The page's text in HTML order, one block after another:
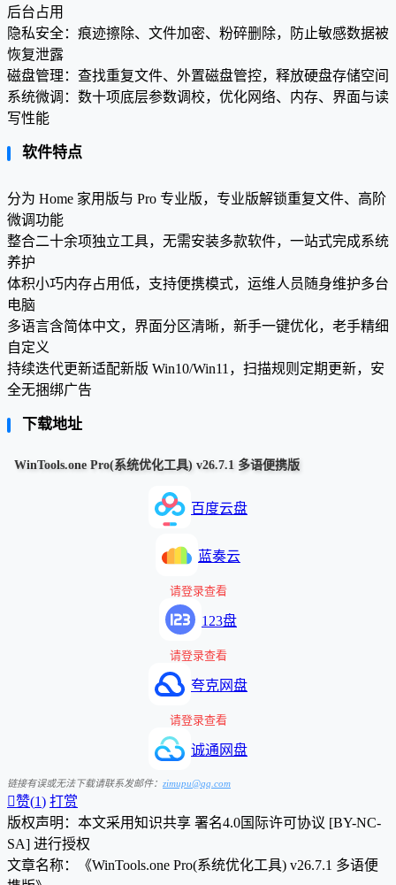
后台占用
隐私安全：痕迹擦除、文件加密、粉碎删除，防止敏感数据被
恢复泄露
磁盘管理：查找重复文件、外置磁盘管控，释放硬盘存储空间
系统微调：数十项底层参数调校，优化网络、内存、界面与读
写性能
软件特点
分为 Home 家用版与 Pro 专业版，专业版解锁重复文件、高阶
微调功能
整合二十余项独立工具，无需安装多款软件，一站式完成系统
养护
体积小巧内存占用低，支持便携模式，运维人员随身维护多台
电脑
多语言含简体中文，界面分区清晰，新手一键优化，老手精细
自定义
持续迭代更新适配新版 Win10/Win11，扫描规则定期更新，安
全无捆绑广告
下载地址
WinTools.one Pro(系统优化工具) v26.7.1 多语便携版
百度云盘
蓝奏云
请登录查看
123盘
请登录查看
夸克网盘
请登录查看
诚通网盘
链接有误或无法下载请联系发邮件： zimupu@qq.com
赞(1) 打赏
版权声明：本文采用知识共享 署名4.0国际许可协议 [BY-NC-
SA] 进行授权
文章名称：《WinTools.one Pro(系统优化工具) v26.7.1 多语便